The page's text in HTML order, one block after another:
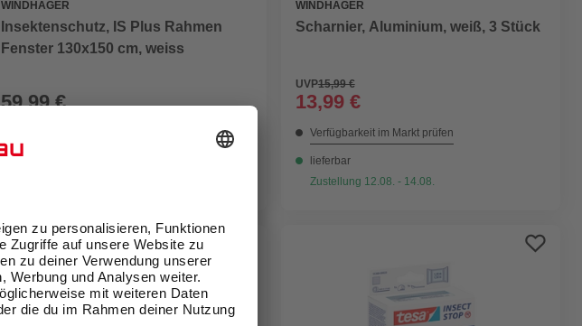
WINDHAGER
Insektenschutz, IS Plus Rahmen
Fenster 130x150 cm, weiss
59,99 €
WINDHAGER
Scharnier, Aluminium, weiß, 3 Stück
UVP15,99 €
13,99 €
Verfügbarkeit im Markt prüfen
lieferbar
Zustellung 12.08. - 14.08.